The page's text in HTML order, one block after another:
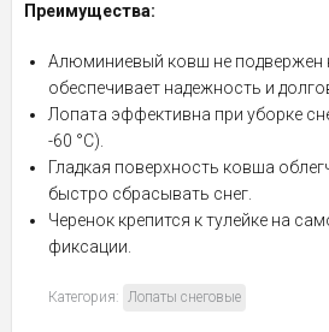
Преимущества:
Алюминиевый ковш не подвержен
обеспечивает надежность и
Лопата эффективна при уборке
-60 °С).
Гладкая поверхность ковша
быстро сбрасывать снег.
Черенок крепится к тулейке на
фиксации.
Категория: Лопаты снеговые